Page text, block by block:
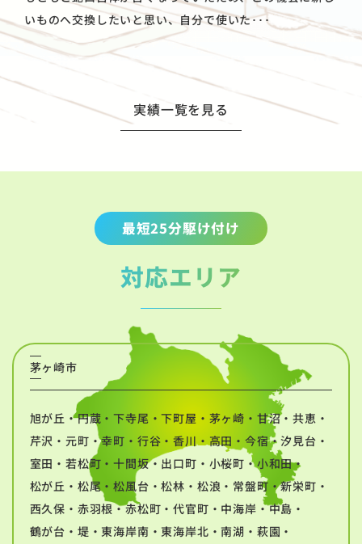
いものへ交換したいと思い、自分で使いた･･･
実績一覧を見る
最短25分駆け付け
対応エリア
茅ヶ崎市
旭が丘・円蔵・下寺尾・下町屋・茅ヶ崎・甘沼・共恵・
芹沢・元町・幸町・行谷・香川・高田・今宿・汐見台・
室田・若松町・十間坂・出口町・小桜町・小和田・
松が丘・松尾・松風台・松林・松浪・常盤町・新栄町・
西久保・赤羽根・赤松町・代官町・中海岸・中島・
鶴が台・堤・東海岸南・東海岸北・南湖・萩園・